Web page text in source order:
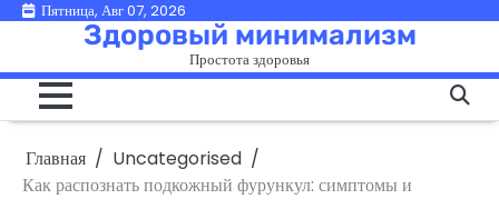
ПерейтиПятница, Авг 07, 2026
Здоровый минимализм
Простота здоровья
Главная
Uncategorised
Как распознать подкожный фурункул: симптомы и